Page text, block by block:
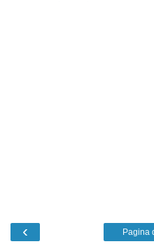
‹ Pagina